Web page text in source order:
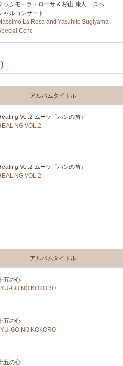
ッシモ・ラ・ローサ & 杉山 康人 スペ
ャルコンサート
La Rosa and Yasuhito Sugiyama
Conc
アルバムタイトル
Vol.2 ムーケ「パンの笛」
VOL.2
Vol.2 ムーケ「パンの笛」
VOL.2
アルバムタイトル
五の心
GO NO KOKORO
五の心
GO NO KOKORO
五の心